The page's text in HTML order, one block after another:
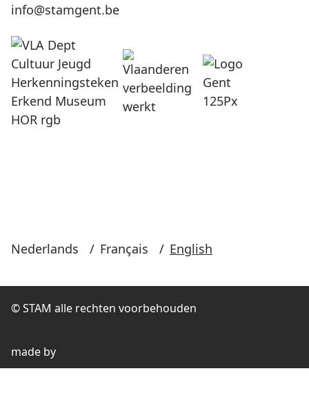
info@stamgent.be
Nederlands / Français / English
© STAM alle rechten voorbehouden
made by